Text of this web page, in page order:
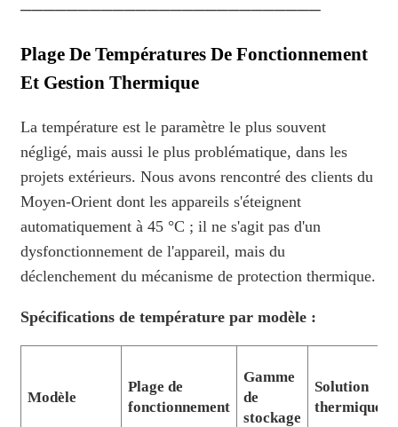
──────────────────────────
Plage De Températures De Fonctionnement
Et Gestion Thermique
La température est le paramètre le plus souvent
négligé, mais aussi le plus problématique, dans les
projets extérieurs. Nous avons rencontré des clients du
Moyen-Orient dont les appareils s'éteignent
automatiquement à 45 °C ; il ne s'agit pas d'un
dysfonctionnement de l'appareil, mais du
déclenchement du mécanisme de protection thermique.
Spécifications de température par modèle :
Modèle
Plage de
fonctionnement
Gamme
de
stockage
Solution
thermique